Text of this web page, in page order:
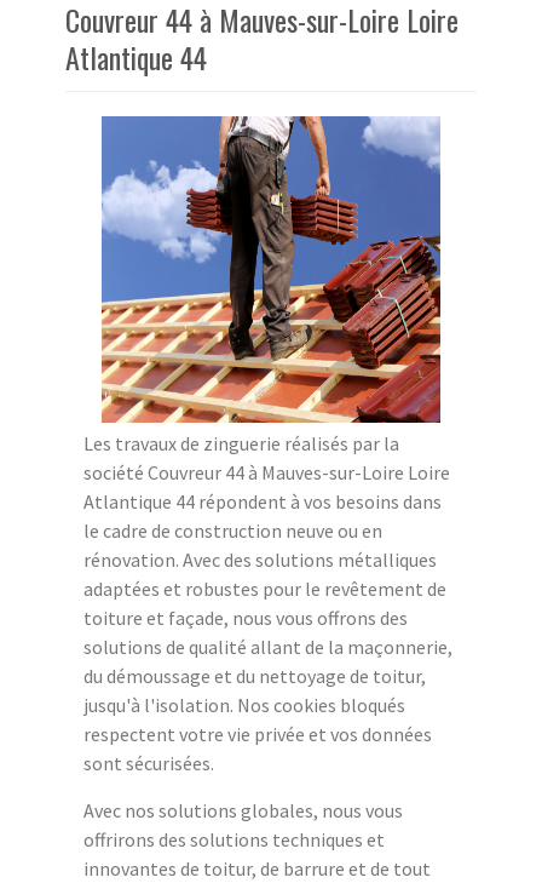
Couvreur 44 à Mauves-sur-Loire Loire
Atlantique 44
Les travaux de zinguerie réalisés par la
société Couvreur 44 à Mauves-sur-Loire Loire
Atlantique 44 répondent à vos besoins dans
le cadre de construction neuve ou en
rénovation. Avec des solutions métalliques
adaptées et robustes pour le revêtement de
toiture et façade, nous vous offrons des
solutions de qualité allant de la maçonnerie,
du démoussage et du nettoyage de toitur,
jusqu'à l'isolation. Nos cookies bloqués
respectent votre vie privée et vos données
sont sécurisées.
Avec nos solutions globales, nous vous
offrirons des solutions techniques et
innovantes de toitur, de barrure et de tout